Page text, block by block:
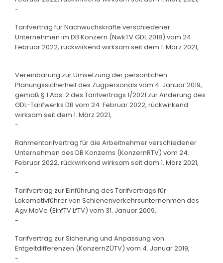
-
Tarifvertrag für Nachwuchskräfte verschiedener
Unternehmen im DB Konzern (NwkTV GDL 2018) vom 24.
Februar 2022, rückwirkend wirksam seit dem 1. März 2021,
-
Vereinbarung zur Umsetzung der persönlichen
Planungssicherheit des Zugpersonals vom 4. Januar 2019,
gemäß § 1 Abs. 2 des Tarifvertrags 1/2021 zur Änderung des
GDL-Tarifwerks DB vom 24. Februar 2022, rückwirkend
wirksam seit dem 1. März 2021,
-
Rahmentarifvertrag für die Arbeitnehmer verschiedener
Unternehmen des DB Konzerns (KonzernRTV) vom 24.
Februar 2022, rückwirkend wirksam seit dem 1. März 2021,
-
Tarifvertrag zur Einführung des Tarifvertrags für
Lokomotivführer von Schienenverkehrsunternehmen des
Agv MoVe (EinfTV LfTV) vom 31. Januar 2009,
-
Tarifvertrag zur Sicherung und Anpassung von
Entgeltdifferenzen (KonzernZÜTV) vom 4. Januar 2019,
-